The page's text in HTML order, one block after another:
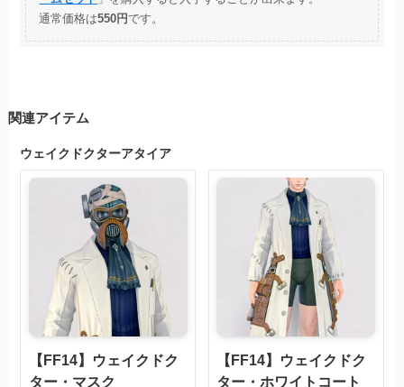
通常価格は550円 です。
関連アイテム
ウェイクドクターアタイア
【FF14】ウェイクドク
ター・マスク
【FF14】ウェイクドク
ター・ホワイトコート